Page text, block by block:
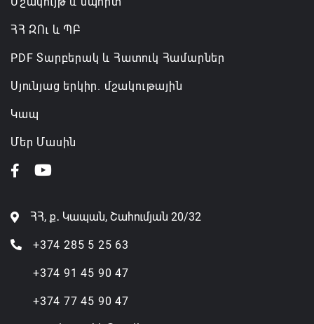
ՀՀ ԶՈւ և ՊԲ
PDF Տարբերակ և Հատուկ Համարներ
Սյունյաց երկիր. մշակութային
Կապ
Մեր Մասին
ՀՀ, ք․ Կապան, Շահումյան 20/32
+374 285 5 25 63
+374 91 45 90 47
+374 77 45 90 47